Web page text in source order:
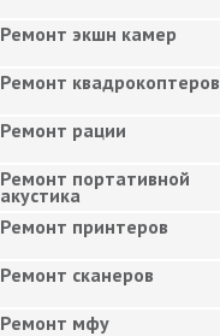
Ремонт экшн камер
Ремонт квадрокоптеров
Ремонт рации
Ремонт портативной
акустика
Ремонт принтеров
Ремонт сканеров
Ремонт мфу